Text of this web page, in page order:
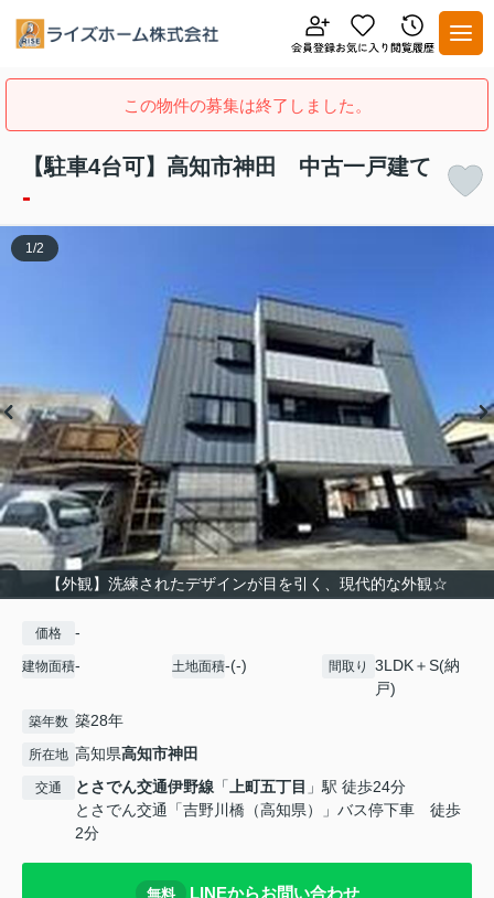
この物件の募集は終了しました。
【駐車4台可】高知市神田 中古一戸建て
-
【外観】洗練されたデザインが目を引く、現代的な外観☆
1/2
価格 -
建物面積- 土地面積-(-) 間取り
3LDK＋S(納
戸)
築年数 築28年
所在地 高知県高知市神田
交通 とさでん交通伊野線 「上町五丁目 」駅 徒歩24分
とさでん交通「吉野川橋（高知県）」バス停下車 徒歩
2分
無料 LINEからお問い合わせ